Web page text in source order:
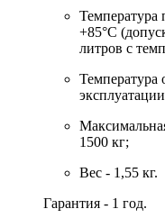
Температура
+85°С
литров с
1500 кг;
Вес - 1,55 кг.
Гарантия - 1 год.